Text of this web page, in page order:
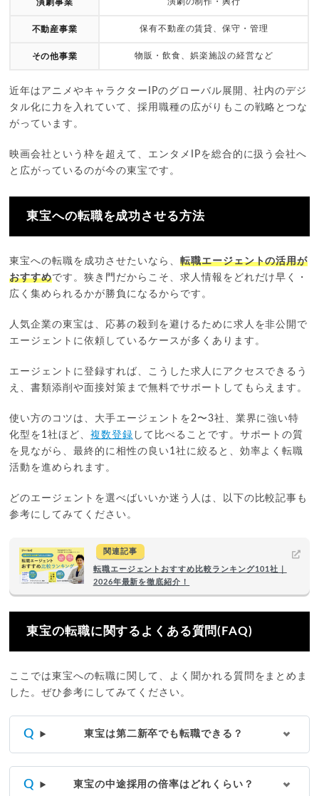
演劇事業
不動産事業 保有不動産の賃貸、保守・管理
その他事業 物販・飲食、娯楽施設の経営など
近年はアニメやキャラクターIPのグローバル展開、社内のデジ
タル化に力を入れていて、採用職種の広がりもこの戦略とつな
がっています。
映画会社という枠を超えて、エンタメIPを総合的に扱う会社へ
と広がっているのが今の東宝です。
東宝への転職を成功させる方法
東宝への転職を成功させたいなら、 転職エージェントの活用が
おすすめです。狭き門だからこそ、求人情報をどれだけ早く・
広く集められるかが勝負になるからです。
人気企業の東宝は、応募の殺到を避けるために求人を非公開で
エージェントに依頼しているケースが多くあります。
エージェントに登録すれば、こうした求人にアクセスできるう
え、書類添削や面接対策まで無料でサポートしてもらえます。
使い方のコツは、大手エージェントを2〜3社、業界に強い特
化型を1社ほど、複数登録 して比べることです。サポートの質
を見ながら、最終的に相性の良い1社に絞ると、効率よく転職
活動を進められます。
どのエージェントを選べばいいか迷う人は、以下の比較記事も
参考にしてみてください。
関連記事
転職エージェントおすすめ比較ランキング101社｜
2026年最新を徹底紹介！
東宝の転職に関するよくある質問(FAQ)
ここでは東宝への転職に関して、よく聞かれる質問をまとめま
した。ぜひ参考にしてみてください。
東宝は第二新卒でも転職できる？
東宝の中途採用の倍率はどれくらい？